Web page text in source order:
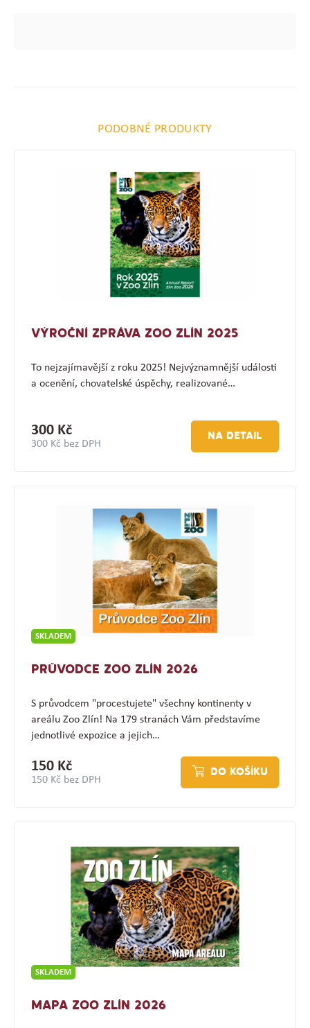
PODOBNÉ PRODUKTY
VÝROČNÍ ZPRÁVA ZOO ZLÍN 2025
To nejzajímavější z roku 2025! Nejvýznamnější události
a ocenění, chovatelské úspěchy, realizované…
300 Kč
300 Kč bez DPH
NA DETAIL
SKLADEM
PRŮVODCE ZOO ZLÍN 2026
S průvodcem "procestujete" všechny kontinenty v
areálu Zoo Zlín! Na 179 stranách Vám představíme
jednotlivé expozice a jejich…
150 Kč
150 Kč bez DPH
DO KOŠÍKU
SKLADEM
MAPA ZOO ZLÍN 2026